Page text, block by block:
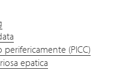
(PICC)
epatica